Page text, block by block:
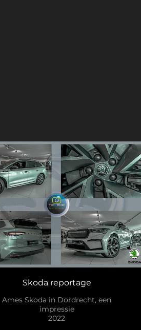
Skoda reportage
Ames Skoda in Dordrecht, een
impressie
2022